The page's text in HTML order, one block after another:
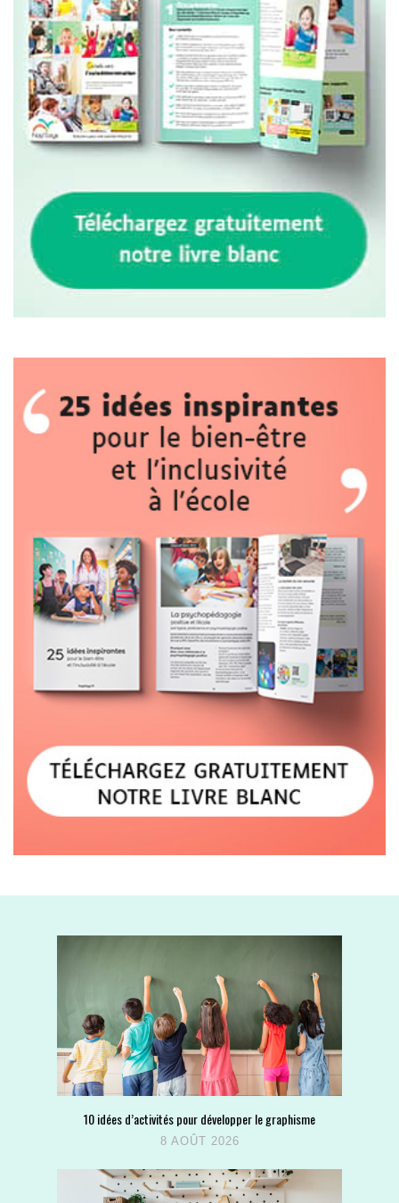
10 idées d’activités pour développer le graphisme
8 AOÛT 2026